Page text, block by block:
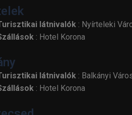
látnivalók : Nyírteleki
: Hotel Korona
látnivalók : Balkányi
: Hotel Korona